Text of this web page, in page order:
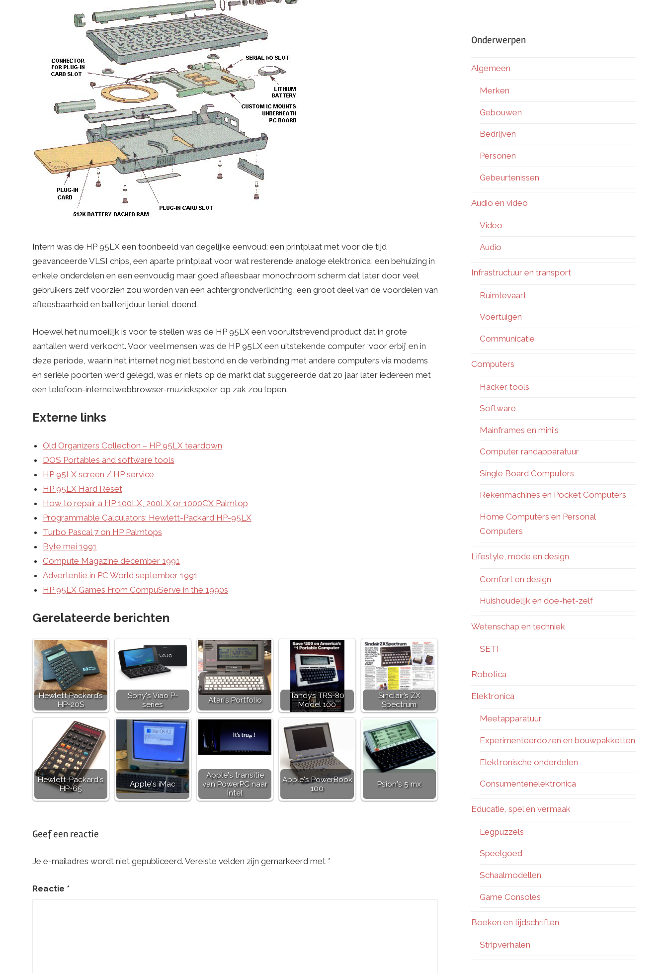
Intern was de HP 95LX een toonbeeld van degelijke eenvoud: een printplaat met voor die tijd
geavanceerde VLSI chips, een aparte printplaat voor wat resterende analoge elektronica, een behuizing in
enkele onderdelen en een eenvoudig maar goed afleesbaar monochroom scherm dat later door veel
gebruikers zelf voorzien zou worden van een achtergrondverlichting, een groot deel van de voordelen van
afleesbaarheid en batterijduur teniet doend.
Hoewel het nu moeilijk is voor te stellen was de HP 95LX een vooruitstrevend product dat in grote
aantallen werd verkocht. Voor veel mensen was de HP 95LX een uitstekende computer ‘voor erbij’ en in
deze periode, waarin het internet nog niet bestond en de verbinding met andere computers via modems
en seriële poorten werd gelegd, was er niets op de markt dat suggereerde dat 20 jaar later iedereen met
een telefoon-internetwebbrowser-muziekspeler op zak zou lopen.
Externe links
Old Organizers Collection – HP 95LX teardown
DOS Portables and software tools
HP 95LX screen / HP service
HP 95LX Hard Reset
How to repair a HP 100LX, 200LX or 1000CX Palmtop
Programmable Calculators: Hewlett-Packard HP-95LX
Turbo Pascal 7 on HP Palmtops
Byte mei 1991
Compute Magazine december 1991
Advertentie in PC World september 1991
HP 95LX Games From CompuServe in the 1990s
Gerelateerde berichten
Hewlett Packard’s
HP-20S
Sony's Viao P-
series
Atari’s Portfolio
Tandy’s TRS-80
Model 100
Sinclair’s ZX
Spectrum
Hewlett-Packard's
HP-65
Apple's iMac
Apple's transitie
van PowerPC naar
Intel
Apple's PowerBook
100
Psion's 5 mx
Geef een reactie
Je e-mailadres wordt niet gepubliceerd. Vereiste velden zijn gemarkeerd met *
Reactie *
Onderwerpen
Algemeen
Merken
Gebouwen
Bedrijven
Personen
Gebeurtenissen
Audio en video
Video
Audio
Infrastructuur en transport
Ruimtevaart
Voertuigen
Communicatie
Computers
Hacker tools
Software
Mainframes en mini's
Computer randapparatuur
Single Board Computers
Rekenmachines en Pocket Computers
Home Computers en Personal
Computers
Lifestyle, mode en design
Comfort en design
Huishoudelijk en doe-het-zelf
Wetenschap en techniek
SETI
Robotica
Elektronica
Meetapparatuur
Experimenteerdozen en bouwpakketten
Elektronische onderdelen
Consumentenelektronica
Educatie, spel en vermaak
Legpuzzels
Speelgoed
Schaalmodellen
Game Consoles
Boeken en tijdschriften
Stripverhalen